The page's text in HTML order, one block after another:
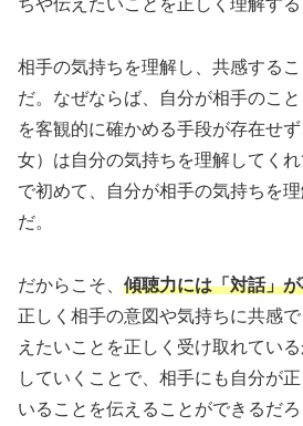
ちや伝えたいことを正しく理解する
相手の気持ちを理解し、共感する
だ。なぜならば、自分が相手のこ
を客観的に確かめる手段が存在せ
女）は自分の気持ちを理解してく
で初めて、自分が相手の気持ちを
だ。
だからこそ、 傾聴力には「対話」
正しく相手の意図や気持ちに共感
えたいことを正しく受け取れてい
していくことで、相手にも自分が
いることを伝えることができるだろ